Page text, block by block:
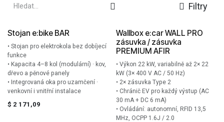
Filtry
Stojan e:bike BAR
• Stojan pro elektrokola bez dobíjecí
funkce
• Kapacita 4–8 kol (modulární) · kov,
dřevo a pěnové panely
• Integrovaná oka pro uzamčení ·
venkovní i vnitřní instalace
$ 2 171,09
Wallbox e:car WALL PRO
zásuvka / zásuvka
PREMIUM AFIR
• Výkon 22 kW, variabilně až 2× 22
kW (3× 400 V AC / 50 Hz)
• 2× zásuvka Type 2
• Chránič EV pro každý výstup (AC
30 mA + DC 6 mA)
• Ovládání: autonomní, RFID 13,5
MHz, OCPP 1.6J / 2.0